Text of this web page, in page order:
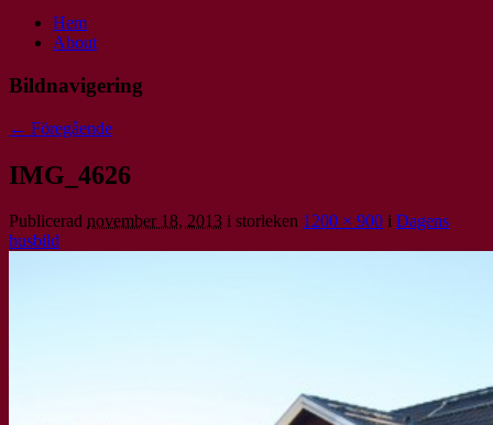
Hem
About
Bildnavigering
← Föregående
IMG_4626
Publicerad november 18, 2013 i storleken 1200 × 900 i Dagens
husbild